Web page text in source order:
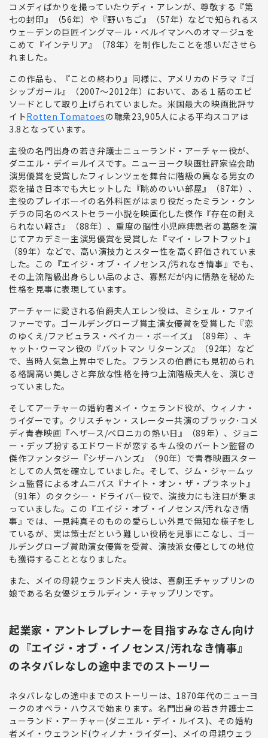
コメディばかりを撮っていたウディ・アレンが、尊敬する『第
七の封印』（56年）や『野いちご』（57年）などで知られるス
ウェーデンの巨匠イングマール・ベルイマンへのオマージュを
こめて『インテリア』（78年）を制作したことを想いださせら
れました。
この作品も、『ことの終わり』同様に、アメリカのドラマ『ゴ
シップガール』（2007〜2012年）において、ある１話のエピ
ソードとして取り上げられていました。米国最大の映画批評サ
イトRotten Tomatoesの聴衆23,905人による平均スコアは
3.8 となっています。
主役の名門出身の若き弁護士ニューランド・アーチャー役が、
ダニエル・デイ＝ルイスです。ニューヨーク映画批評家協会助
演男優賞を受賞したフィレンツェを舞台に階級の異なる男女の
恋を描き日本でも大ヒットした『眺めのいい部屋』（87年）、
主役のプレイボーイの名外科医がはまり役だったミラン・クン
デラの同名のベストセラー小説を映画化した傑作『存在の耐え
られない軽さ』（88年）、重度の脳性小児麻痺患者の葛藤を演
じてアカデミー主演男優賞を受賞した『マイ・レフトフット』
（89年）などで、 高い演技力とスター性を高く評価 されていま
した。この『エイジ・オブ・イノセンス/汚れなき情事』でも、
その上流階級出身らしい品のよさ、寡黙だが内に情熱を秘めた
性格を見事に表現 しています。
アーチャーに愛される伯爵夫人エレン役は、 ミシェル・ファイ
ファーです。ゴールデングローブ賞主演女優賞を受賞した『恋
のゆくえ/ファビュラス・ベイカー・ボーイズ』（89年）、キ
ャット･ウーマン役の『バットマン リターンズ』（92年）など
で、当時人気急上昇中でした。フランスの伯爵にも見初められ
る格調高い美しさと奔放な性格を持つ上流階級夫人を、演じき
っていました。
そして アーチャーの婚約者メイ・ウェランド 役が、 ウィノナ・
ライダーです。 クリスチャン・スレーター共演のブラック･コメ
ディ青春映画『ヘザース/ベロニカの熱い日』（89年）、ジョニ
ー・デップ扮するエドワードが恋するキム役のバートン監督の
傑作ファンタジー『シザーハンズ』（90年）で青春映画スター
としての人気を確立していました。そして、ジム・ジャームッ
シュ監督によるオムニバス『ナイト・オン・ザ・プラネット』
（91年）のタクシー・ドライバー役で、演技力にも注目が集ま
っていました。この『エイジ・オブ・イノセンス/汚れなき情
事』では、 一見純真そのものの愛らしい外見で無知な様子をし
ているが、実は策士だという難しい役柄を見事にこなし、ゴー
ルデングローブ賞助演女優賞を受賞、演技派女優としての地位
も獲得することとなりました。
また、 メイの母親ウェランド夫人役は、喜劇王チャップリンの
娘である名女優ジェラルディン・チャップリンです。
起業家・アントレプレナーを目指すみなさん向け
の『エイジ・オブ・イノセンス/汚れなき情事』
のネタバレなしの途中までのストーリー
ネタバレなしの途中までのストーリーは、1870年代のニューヨ
ークのオペラ・ハウスで始まります。名門出身の若き弁護士ニ
ューランド・アーチャー(ダニエル・デイ・ルイス)、その婚約
者メイ・ウェランド(ウィノナ・ライダー)、メイの母親ウェラ